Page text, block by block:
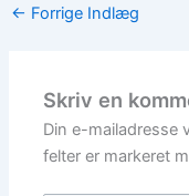
← Forrige Indlæg
Skriv en
Din e-mailadresse
felter er markeret